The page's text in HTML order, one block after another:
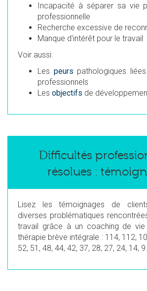
Incapacité à séparer sa vie
professionnelle
Recherche excessive de
Manque d'intérêt pour le travail
Voir aussi:
Les peurs pathologiques
professionnels
Les objectifs de
Difficultés
résolues :
Lisez les témoignages de
diverses problématiques
travail grâce à un coaching de
thérapie brève intégrale : 114, 112,
52, 51, 48, 44, 42, 37, 28, 27, 24, 14, 9.